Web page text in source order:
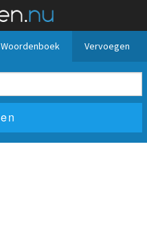
Woordenboek Vervoegen